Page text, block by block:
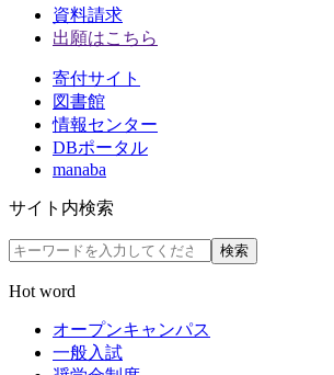
資料請求
出願はこちら
寄付サイト
図書館
情報センター
DBポータル
manaba
サイト内検索
検索
Hot word
オープンキャンパス
一般入試